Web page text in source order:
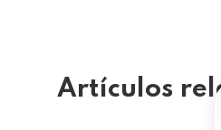
Artículos